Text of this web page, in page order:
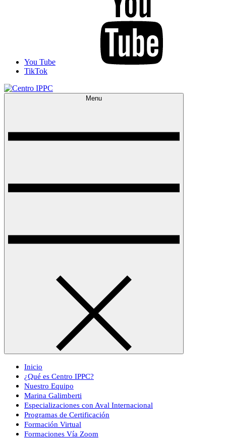
You Tube
TikTok
Menu
Inicio
¿Qué es Centro IPPC?
Nuestro Equipo
Marina Galimberti
Especializaciones con Aval Internacional
Programas de Certificación
Formación Virtual
Formaciones Vía Zoom